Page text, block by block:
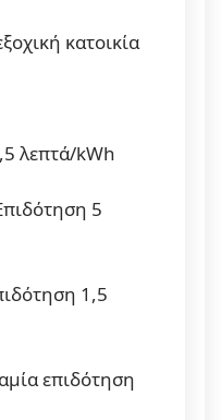
κατοικία
λεπτά/kWh
5
1,5
επιδότηση